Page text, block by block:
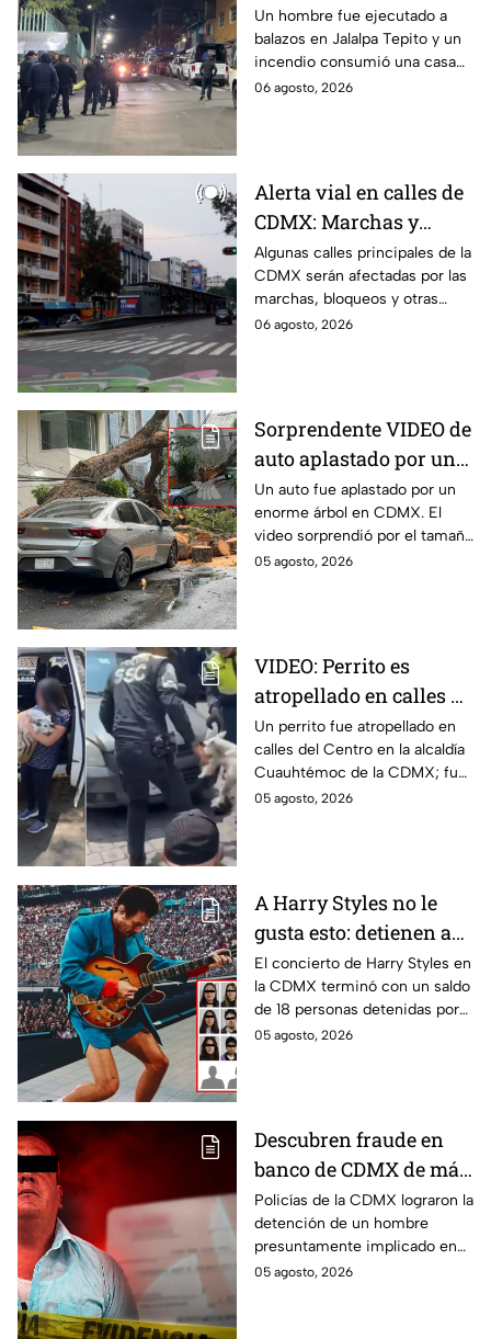
Tepito; hay un
detenido, mientras
dormía
Un hombre fue ejecutado a
balazos en Jalalpa Tepito y un
incendio consumió una casa
improvisada en pleno Centro
06 agosto, 2026
Alerta vial en calles de
CDMX: Marchas y
bloqueos afectan
circulación este jueves;
rutas alternas
Algunas calles principales de la
CDMX serán afectadas por las
marchas, bloqueos y otras
protestas de este jueves;
06 agosto, 2026
Sorprendente VIDEO de
auto aplastado por un
árbol en CDMX: así fue
el momento exacto
Un auto fue aplastado por un
enorme árbol en CDMX. El
video sorprendió por el tamaño
del árbol que dejó destruido el
05 agosto, 2026
VIDEO: Perrito es
atropellado en calles de
la alcaldía
Cuauhtémoc; policías
lo rescatan y entregan
a su dueña
Un perrito fue atropellado en
calles del Centro en la alcaldía
Cuauhtémoc de la CDMX; fue
rescatado y resguardado por
05 agosto, 2026
A Harry Styles no le
gusta esto: detienen a
18 tras concierto en
CDMX
El concierto de Harry Styles en
la CDMX terminó con un saldo
de 18 personas detenidas por
policías, quienes los esposaron
05 agosto, 2026
Descubren fraude en
banco de CDMX de más
de 400 mil pesos con
un cheque falso
Policías de la CDMX lograron la
detención de un hombre
presuntamente implicado en
un intento de fraude para
05 agosto, 2026